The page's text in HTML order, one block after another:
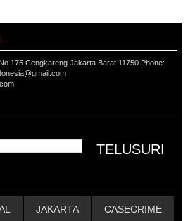
Cengkareng Jakarta Barat 11750 Phone:
JAKARTA CASECRIME